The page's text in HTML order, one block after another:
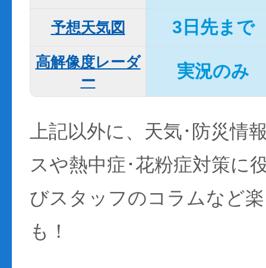
予想天気図 3日先まで
高解像度レーダ
ー
実況のみ
上記以外に、天気･防災情
スや熱中症･花粉症対策に
びスタッフのコラムなど
も！